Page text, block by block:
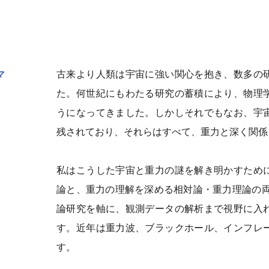
古来より人類は宇宙に強い関心を抱き、数多の
た。何世紀にもわたる研究の蓄積により、物理
うになってきました。しかしそれでもなお、
残されており、それらはすべて、重力と深く関
私はこうした宇宙と重力の謎を解き明かすため
論と、重力の理解を深める相対論・重力理論の
論研究を軸に、観測データの解析まで視野に入
す。近年は重力波、ブラックホール、インフレ
す。